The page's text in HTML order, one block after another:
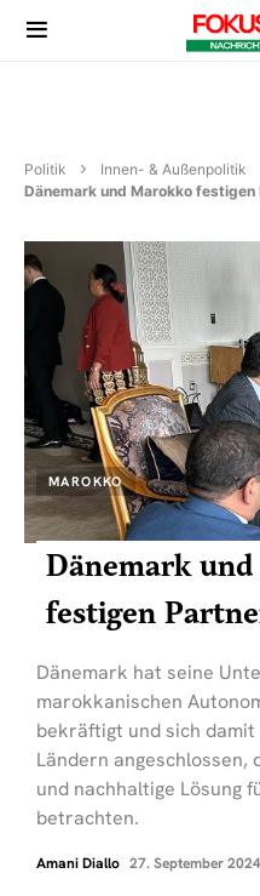
Politik Innen- & Außenpolitik
Dänemark und Marokko
MAROKKO
Dänemark
festigen
Dänemark hat seine
marokkanischen
bekräftigt und sich
Ländern angeschlossen,
und nachhaltige Lösung
betrachten.
Amani Diallo 27. September 2024